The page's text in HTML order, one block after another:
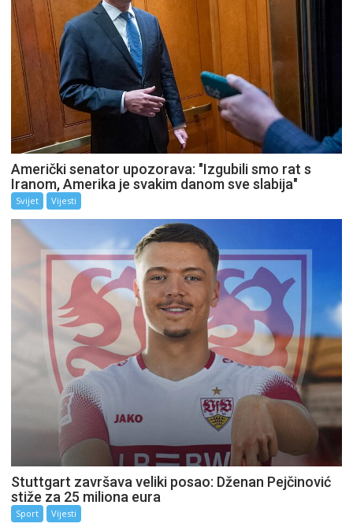
Američki senator upozorava: "Izgubili smo rat s
Iranom, Amerika je svakim danom sve slabija"
Svijet Vijesti
Stuttgart završava veliki posao: Dženan Pejčinović
stiže za 25 miliona eura
Sport Vijesti